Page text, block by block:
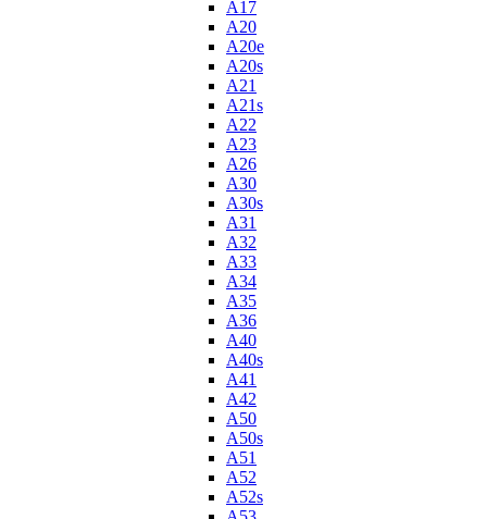
A17
A20
A20e
A20s
A21
A21s
A22
A23
A26
A30
A30s
A31
A32
A33
A34
A35
A36
A40
A40s
A41
A42
A50
A50s
A51
A52
A52s